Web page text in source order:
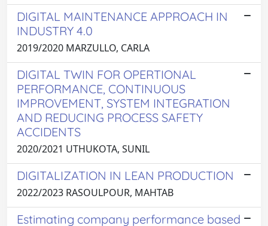
DIGITAL MAINTENANCE APPROACH IN
INDUSTRY 4.0
2019/2020 MARZULLO, CARLA
DIGITAL TWIN FOR OPERTIONAL
PERFORMANCE, CONTINUOUS
IMPROVEMENT, SYSTEM INTEGRATION
AND REDUCING PROCESS SAFETY
ACCIDENTS
2020/2021 UTHUKOTA, SUNIL
DIGITALIZATION IN LEAN PRODUCTION
2022/2023 RASOULPOUR, MAHTAB
Estimating company performance based